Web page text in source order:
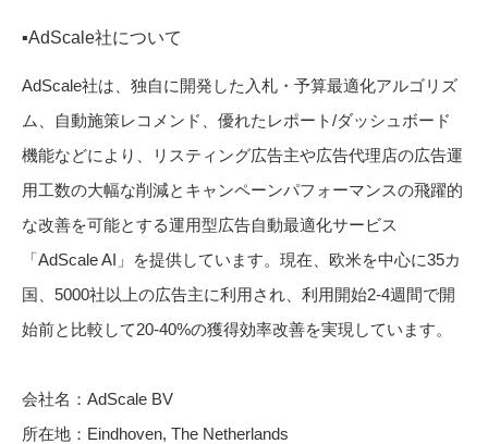
▪️AdScale社について
AdScale社は、独自に開発した入札・予算最適化アルゴリズ
ム、自動施策レコメンド、優れたレポート/ダッシュボード
機能などにより、リスティング広告主や広告代理店の広告運
用工数の大幅な削減とキャンペーンパフォーマンスの飛躍的
な改善を可能とする運用型広告自動最適化サービス
「AdScale AI」を提供しています。現在、欧米を中心に35カ
国、5000社以上の広告主に利用され、利用開始2-4週間で開
始前と比較して20-40%の獲得効率改善を実現しています。
会社名：AdScale BV
所在地：Eindhoven, The Netherlands